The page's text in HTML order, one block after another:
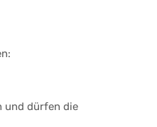
und dürfen die